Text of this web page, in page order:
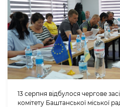
13 серпня відбулося чергове
комітету Баштанської міської